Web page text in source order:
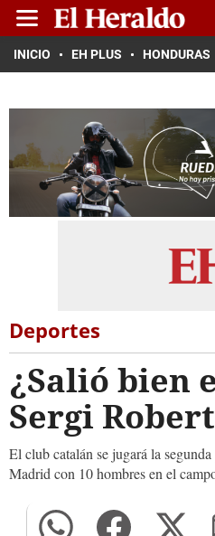
INICIO EH PLUS HONDURAS
Deportes
¿Salió bien
Sergi
El club catalán se jugará la
Madrid con 10 hombres en el